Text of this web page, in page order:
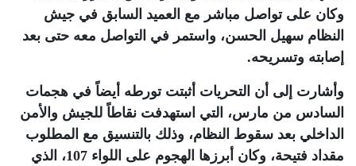
وكان على تواصل مباشر مع العميد السابق في جيش
النظام سهيل الحسن، واستمر في التواصل معه حتى بعد
إصابته وتسريحه.
وأشارت إلى أن التحريات أثبتت تورطه أيضاً في هجمات
السادس من مارس، التي استهدفت نقاطاً للجيش والأمن
الداخلي بعد سقوط النظام، وذلك بالتنسيق مع المطلوب
مقداد فتيحة، وكان أبرزها الهجوم على اللواء 107، الذي